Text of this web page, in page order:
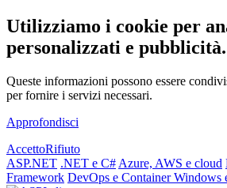
Utilizziamo i cookie per
personalizzati e pubblicità.
Queste informazioni possono essere
per fornire i servizi necessari.
Approfondisci
AccettoRifiuto
ASP.NET .NET e C# Azure, AWS e cloud
Framework DevOps e ContainerWindows